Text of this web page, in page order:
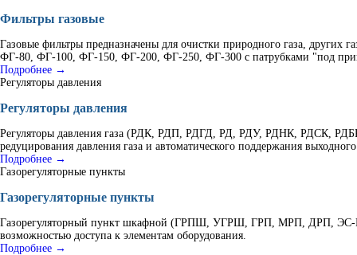
Фильтры газовые
Газовые фильтры предназначены для очистки природного газа, других
ФГ-80, ФГ-100, ФГ-150, ФГ-200, ФГ-250, ФГ-300 с патрубками "под
Подробнее →
Регуляторы давления
Регуляторы давления
Регуляторы давления газа (РДК, РДП, РДГД, РД, РДУ, РДНК, РДСК,
редуцирования давления газа и автоматического поддержания
Подробнее →
Газорегуляторные пункты
Газорегуляторные пункты
Газорегуляторный пункт шкафной (ГРПШ, УГРШ, ГРП, МРП, ДРП, ЭС-
возможностью доступа к элементам оборудования.
Подробнее →